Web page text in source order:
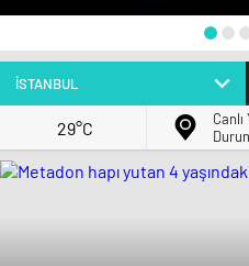
29°C
Canlı